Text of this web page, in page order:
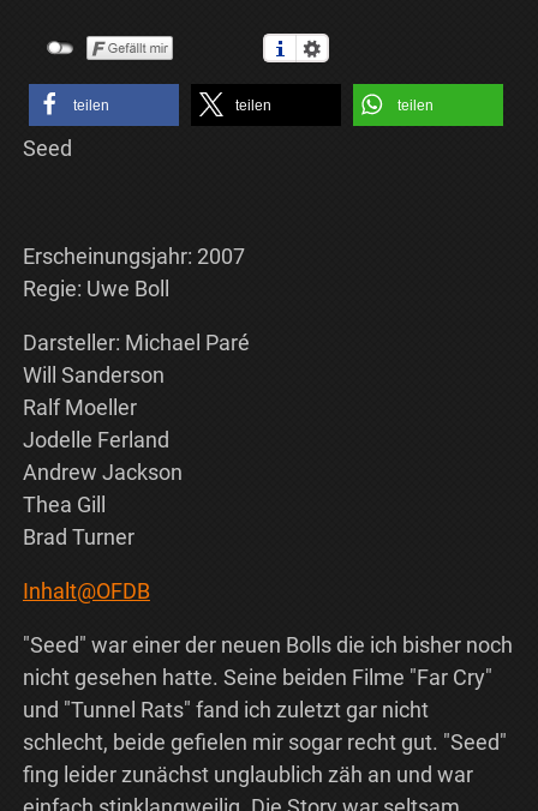
teilen teilen teilen
Seed
Erscheinungsjahr: 2007
Regie: Uwe Boll
Darsteller: Michael Paré
Will Sanderson
Ralf Moeller
Jodelle Ferland
Andrew Jackson
Thea Gill
Brad Turner
Inhalt@OFDB
"Seed" war einer der neuen Bolls die ich bisher noch
nicht gesehen hatte. Seine beiden Filme "Far Cry"
und "Tunnel Rats" fand ich zuletzt gar nicht
schlecht, beide gefielen mir sogar recht gut. "Seed"
fing leider zunächst unglaublich zäh an und war